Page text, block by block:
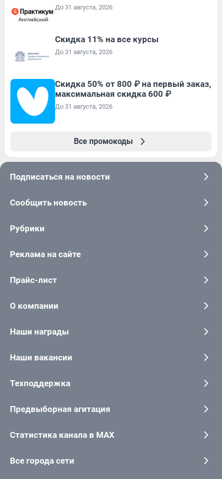
До 31 августа, 2026
Скидка 11% на все курсы
До 31 августа, 2026
Скидка 50% от 800 ₽ на первый заказ,
максимальная скидка 600 ₽
До 31 августа, 2026
Все промокоды
Подписаться на новости
Сообщить новость
Рубрики
Реклама на сайте
Прайс-лист
О компании
Наши награды
Наши вакансии
Техподдержка
Предвыборная агитация
Статистика канала в MAX
Все города сети